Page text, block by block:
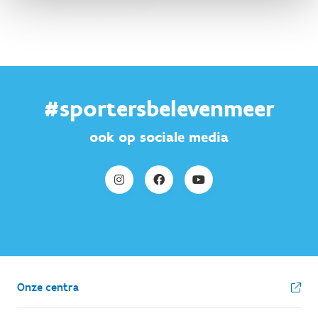
#sportersbelevenmeer
ook op sociale media
Onze centra